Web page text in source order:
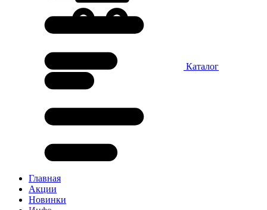
Каталог
Главная
Акции
Новинки